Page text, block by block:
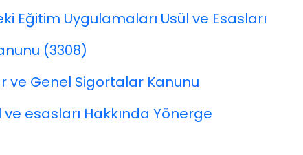
Eğitim Uygulamaları Usül ve Esasları
(3308)
ve Genel Sigortalar Kanunu
esasları Hakkında Yönerge